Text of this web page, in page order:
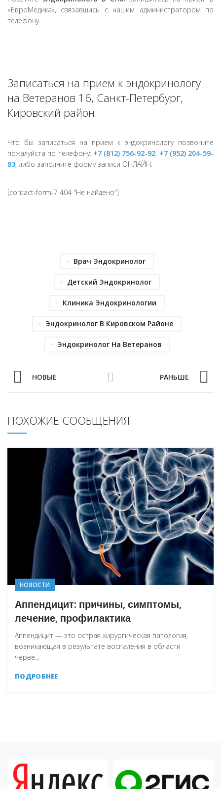
«ЕвроМедика», связавшись с нашим администратором по
телефону.
Записаться на прием к эндокринологу
на Ветеранов 16, Санкт-Петербург,
Кировский район.
Что бы записаться на прием к эндокринологу позвоните
пожалуйста по телефону: +7 (812) 756-92-92, +7 (952) 204-59-
83, либо заполните форму записи ОНЛАЙН.
[contact-form-7 404 "Не найдено"]
Врач Эндокринолог
Детский Эндокринолог
Клиника Эндокринологии
Эндокринолог В Кировском Районе
Эндокринолог На Ветеранов
НОВЫЕ РАНЬШЕ
ПОХОЖИЕ СООБЩЕНИЯ
НОВОСТИ
Аппендицит: причины, симптомы,
лечение, профилактика
Аппендицит — это острая хирургическая патология,
возникающая в результате воспаления в области
черве...
ПОДРОБНЕЕ